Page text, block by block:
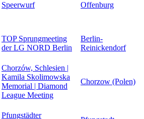
Speerwurf Offenburg
TOP Sprungmeeting
der LG NORD Berlin
Berlin-
Reinickendorf
Chorzów, Schlesien |
Kamila Skolimowska
Memorial | Diamond
League Meeting
Chorzow (Polen)
Pfungstädter